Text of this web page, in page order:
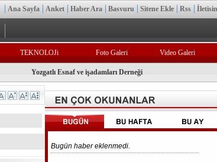
Rss
Sitene Ekle
Basvuru
Haber Ara
Anket
Ana Sayfa
TEKNOLOJi Foto Galeri Video Galeri
Yozgatlı Esnaf ve işadamları Derneği
Bugün haber eklenmedi.